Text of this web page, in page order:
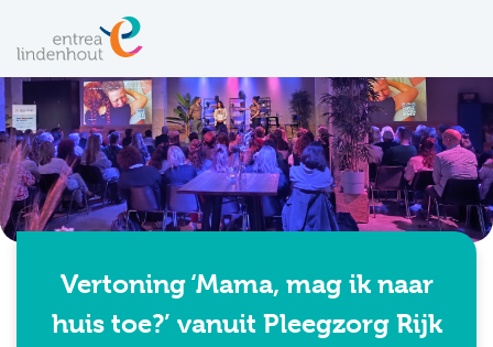
Vertoning ‘Mama, mag ik naar
huis toe?’ vanuit Pleegzorg Rijk